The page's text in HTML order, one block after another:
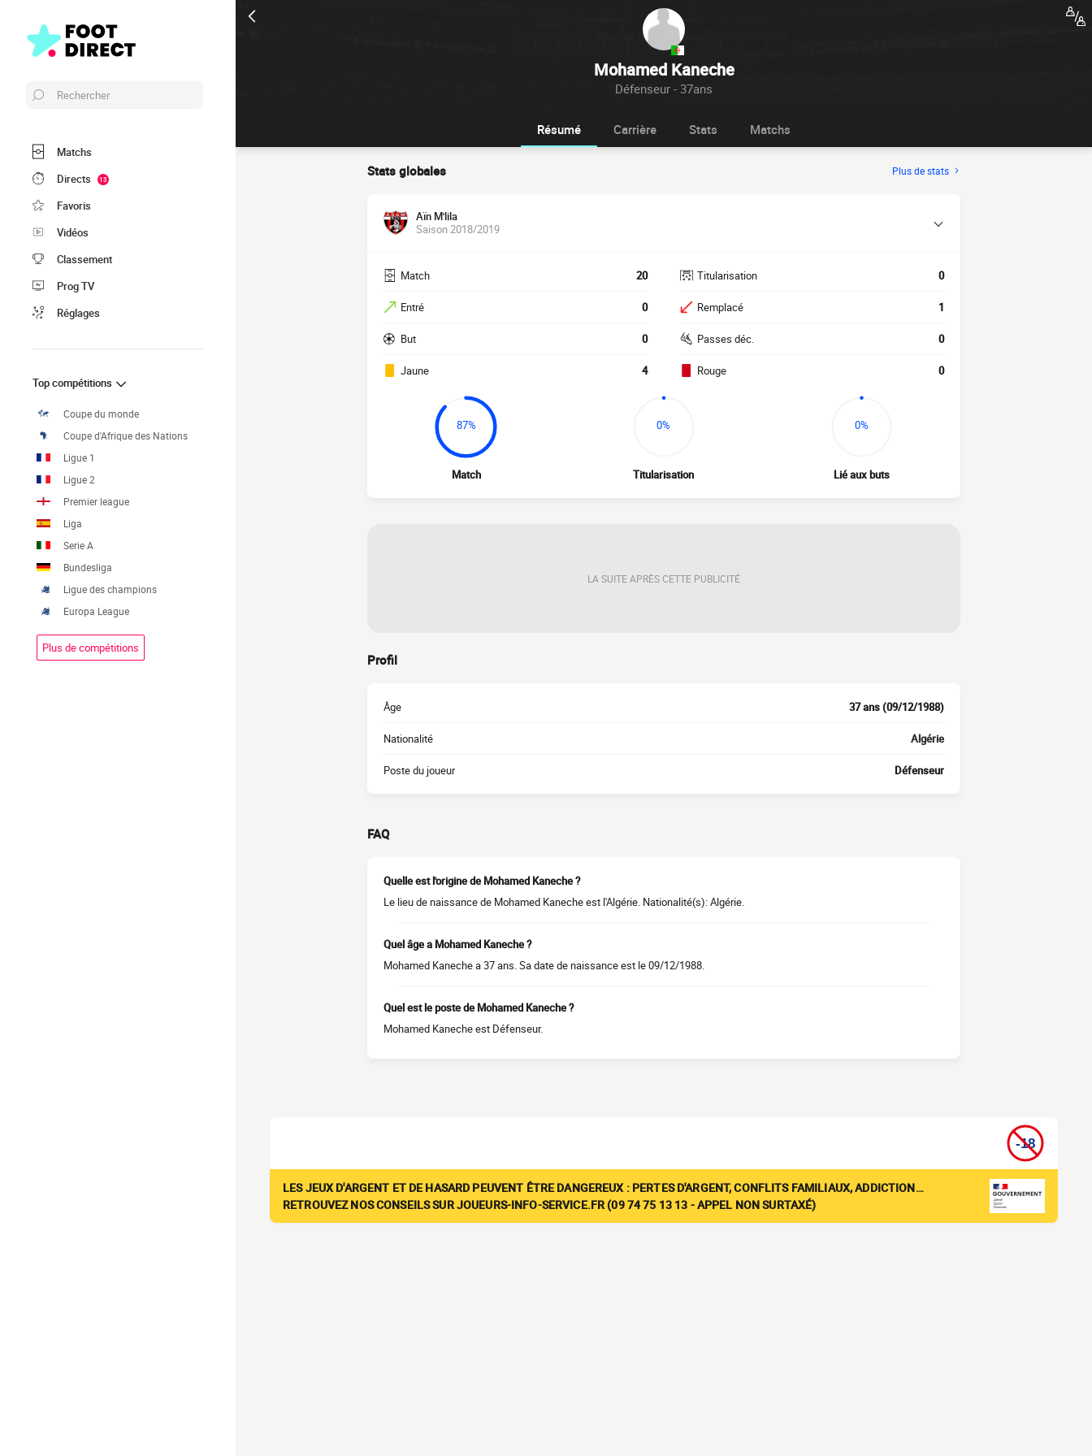
Mohamed Kaneche
Défenseur - 37ans
Rechercher
Matchs
Directs
13
Favoris
Vidéos
Classement
Prog TV
Réglages
Top compétitions
Coupe du monde
Coupe d'Afrique des Nations
Ligue 1
Ligue 2
Premier league
Liga
Serie A
Bundesliga
Ligue des champions
Europa League
Plus de compétitions
Résumé Carrière Stats Matchs
Stats globales Plus de stats
Aïn M'lila
Saison 2018/2019
Match 20
Entré 0
But 0
Jaune 4
Titularisation 0
Remplacé 1
Passes déc. 0
Rouge 0
87%
Match
0%
Titularisation
0%
Lié aux buts
LA SUITE APRÈS CETTE PUBLICITÉ
Profil
Âge 37 ans (09/12/1988)
Nationalité Algérie
Poste du joueur Défenseur
FAQ
Quelle est l'origine de Mohamed Kaneche ?
Le lieu de naissance de Mohamed Kaneche est l'Algérie. Nationalité(s): Algérie.
Quel âge a Mohamed Kaneche ?
Mohamed Kaneche a 37 ans. Sa date de naissance est le 09/12/1988.
Quel est le poste de Mohamed Kaneche ?
Mohamed Kaneche est Défenseur.
LES JEUX D'ARGENT ET DE HASARD PEUVENT ÊTRE DANGEREUX : PERTES D'ARGENT, CONFLITS FAMILIAUX, ADDICTION…
RETROUVEZ NOS CONSEILS SUR JOUEURS-INFO-SERVICE.FR (09 74 75 13 13 - APPEL NON SURTAXÉ)